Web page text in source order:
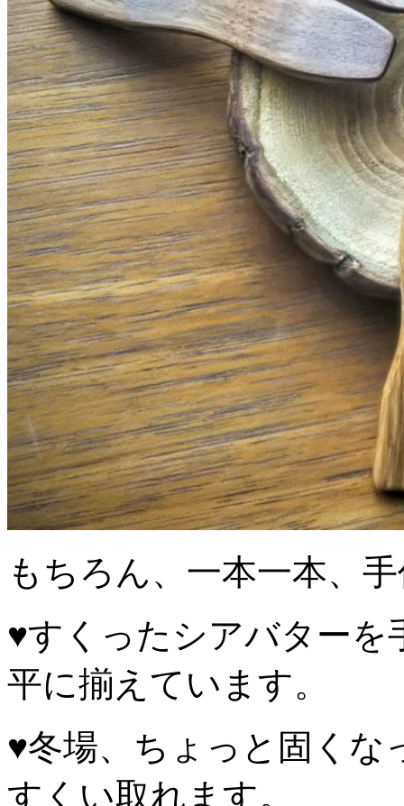
もちろん、一本一本、
♥️すくったシアバターを
平に揃えています。
♥️冬場、ちょっと固くな
すくい取れます。